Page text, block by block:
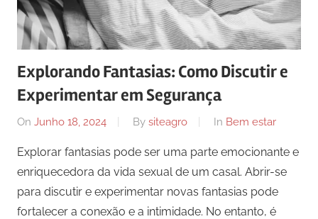
Explorando Fantasias: Como Discutir e
Experimentar em Segurança
On Junho 18, 2024 By siteagro In Bem estar
Explorar fantasias pode ser uma parte emocionante e
enriquecedora da vida sexual de um casal. Abrir-se
para discutir e experimentar novas fantasias pode
fortalecer a conexão e a intimidade. No entanto, é